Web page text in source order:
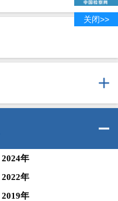
2024年
2022年
2019年
关闭>>